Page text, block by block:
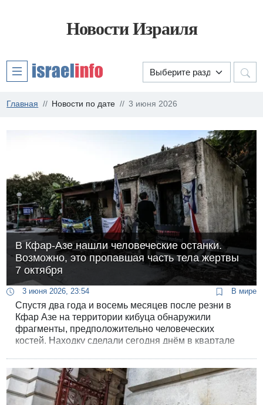
Новости Израиля
Главная Новости по дате 3 июня 2026
В Кфар-Азе нашли человеческие останки.
Возможно, это пропавшая часть тела жертвы
7 октября
3 июня 2026, 23:54 В мире
Спустя два года и восемь месяцев после резни в
Кфар Азе на территории кибуца обнаружили
фрагменты, предположительно человеческих
костей. Находку сделали сегодня днём в квартале
всего.